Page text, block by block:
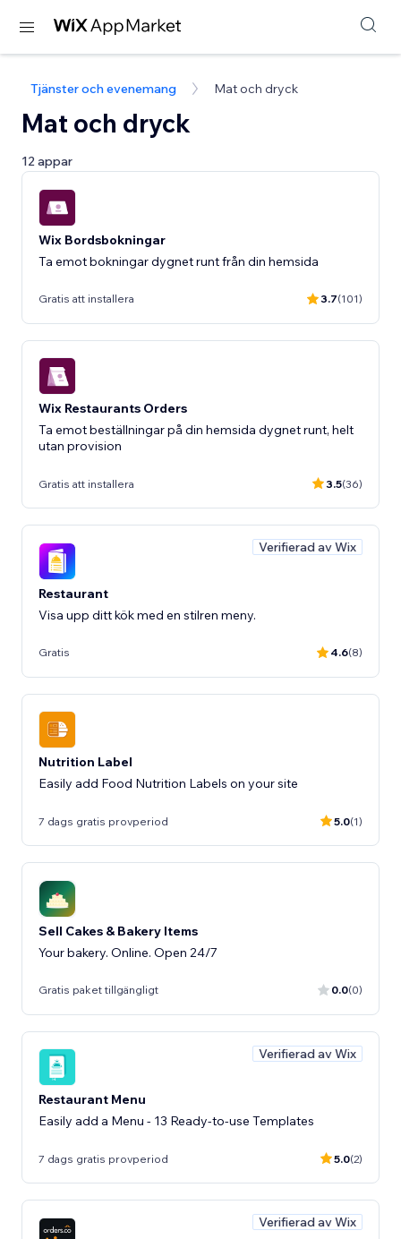
Tjänster och evenemang Mat och dryck
Mat och dryck
12 appar
Wix Bordsbokningar
Ta emot bokningar dygnet runt från din hemsida
Gratis att installera 3.7(101)
Wix Restaurants Orders
Ta emot beställningar på din hemsida dygnet runt, helt
utan provision
Gratis att installera 3.5(36)
Verifierad av Wix
Restaurant
Visa upp ditt kök med en stilren meny.
Gratis 4.6(8)
Nutrition Label
Easily add Food Nutrition Labels on your site
7 dags gratis provperiod 5.0(1)
Sell Cakes & Bakery Items
Your bakery. Online. Open 24/7
Gratis paket tillgängligt 0.0(0)
Verifierad av Wix
Restaurant Menu
Easily add a Menu - 13 Ready-to-use Templates
7 dags gratis provperiod 5.0(2)
Verifierad av Wix